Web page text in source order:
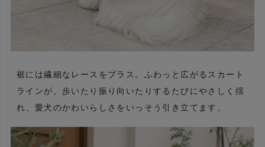
裾には繊細なレースをプラス。ふわっと広がるスカート
ラインが、歩いたり振り向いたりするたびにやさしく揺
れ、愛犬のかわいらしさをいっそう引き立てます。